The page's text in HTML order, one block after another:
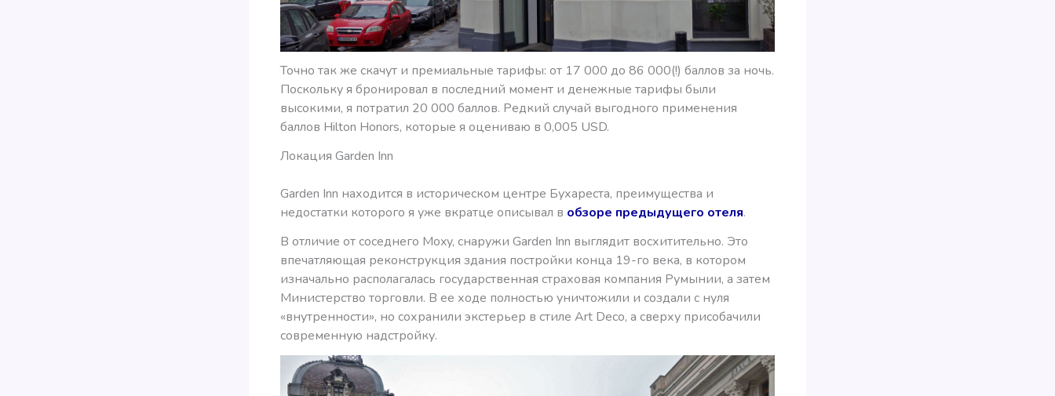
Точно так же скачут и премиальные тарифы: от 17 000 до 86 000(!) баллов за ночь.
Поскольку я бронировал в последний момент и денежные тарифы были
высокими, я потратил 20 000 баллов. Редкий случай выгодного применения
баллов Hilton Honors, которые я оцениваю в 0,005 USD.
Локация Garden Inn
Garden Inn находится в историческом центре Бухареста, преимущества и
недостатки которого я уже вкратце описывал в обзоре предыдущего отеля.
В отличие от соседнего Moxy, снаружи Garden Inn выглядит восхитительно. Это
впечатляющая реконструкция здания постройки конца 19-го века, в котором
изначально располагалась государственная страховая компания Румынии, а затем
Министерство торговли. В ее ходе полностью уничтожили и создали с нуля
«внутренности», но сохранили экстерьер в стиле Art Deco, а сверху присобачили
современную надстройку.